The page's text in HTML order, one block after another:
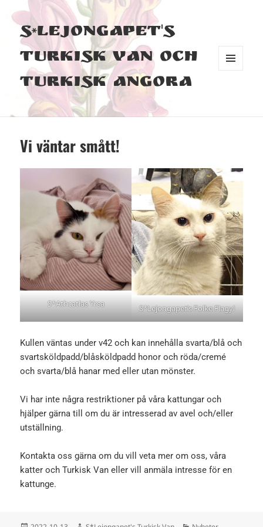
S*Lejongapet's
Turkisk Van och
Turkisk Angora
Vi väntar smått!
S*Athcatlas Yrsa S*Lejongapet’s Folke Flagyl
Kullen väntas under v42 och kan innehålla svarta/blå och
svartsköldpadd/blåsköldpadd honor och röda/cremé
och svarta/blå hanar med eller utan mönster.
Vi har inte några restriktioner på våra kattungar och
hjälper gärna till om du är intresserad av avel och/eller
utställning.
Kontakta oss gärna om du vill veta mer om oss, våra
katter och Turkisk Van eller vill anmäla intresse för en
kattunge.